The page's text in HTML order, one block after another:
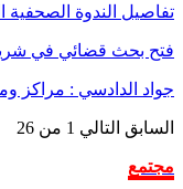
تفاصيل الندوة الصحفية
فتح بحث قضائي في
جواد الدادسي : مراكز
السابق التالي 1 من 26
مجتمع